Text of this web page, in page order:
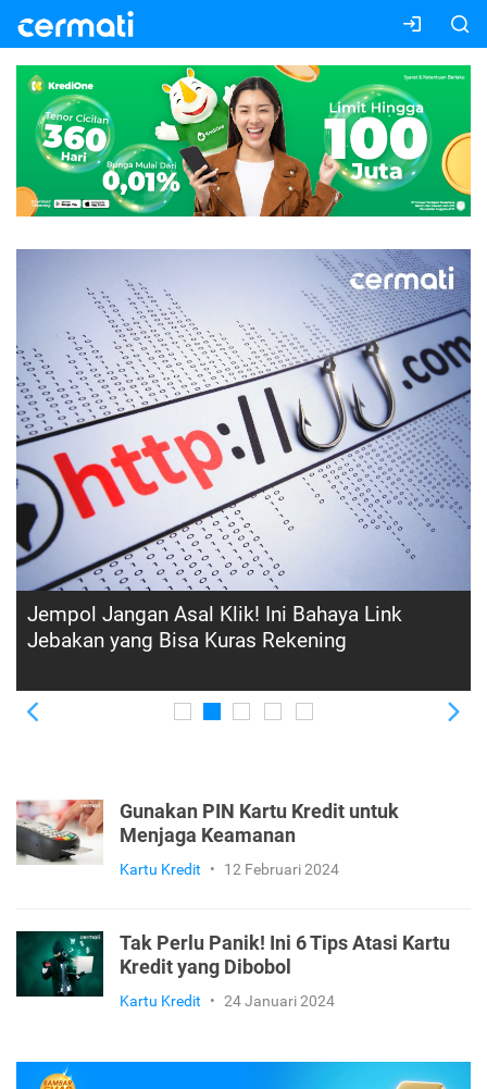
Apakah Aman Belanja Menggunakan Kartu
Kredit? Ini Penjelasan & Tipsnya
Gunakan PIN Kartu Kredit untuk
Menjaga Keamanan
Kartu Kredit • 12 Februari 2024
Tak Perlu Panik! Ini 6 Tips Atasi Kartu
Kredit yang Dibobol
Kartu Kredit • 24 Januari 2024